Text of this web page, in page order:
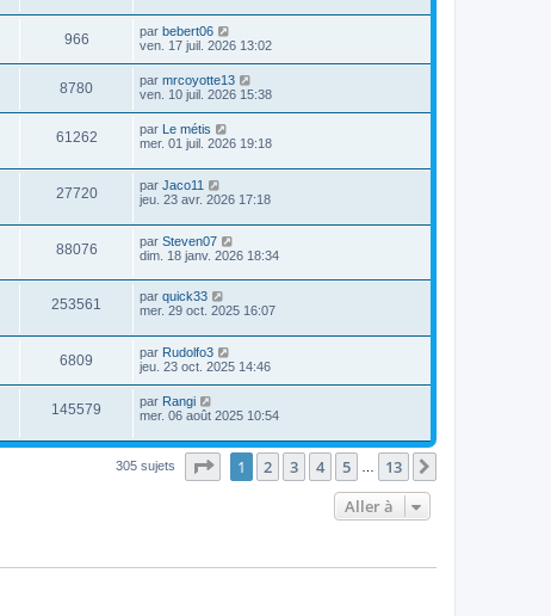
966 par bebert06
ven. 17 juil. 2026 13:02
8780 par mrcoyotte13
ven. 10 juil. 2026 15:38
61262 par Le métis
mer. 01 juil. 2026 19:18
27720 par Jaco11
jeu. 23 avr. 2026 17:18
88076 par Steven07
dim. 18 janv. 2026 18:34
253561 par quick33
mer. 29 oct. 2025 16:07
6809 par Rudolfo3
jeu. 23 oct. 2025 14:46
145579 par Rangi
mer. 06 août 2025 10:54
305 sujets Page sur13
1 2 3 4 5 13
Aller à